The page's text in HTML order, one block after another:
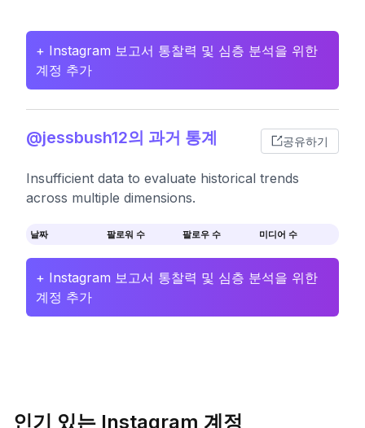
+ Instagram 보고서 통찰력 및 심층 분석을 위한
계정 추가
@jessbush12의 과거 통계 공유하기
Insufficient data to evaluate historical trends
across multiple dimensions.
날짜 팔로워 수 팔로우 수 미디어 수
+ Instagram 보고서 통찰력 및 심층 분석을 위한
계정 추가
인기 있는 Instagram 계정